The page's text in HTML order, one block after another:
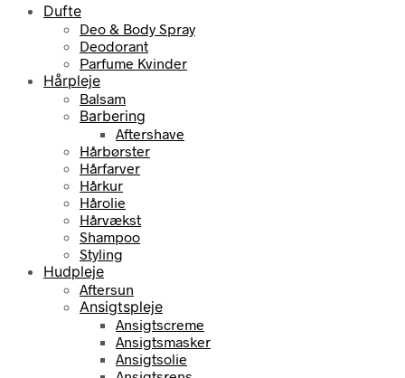
Dufte
Deo & Body Spray
Deodorant
Parfume Kvinder
Hårpleje
Balsam
Barbering
Aftershave
Hårbørster
Hårfarver
Hårkur
Hårolie
Hårvækst
Shampoo
Styling
Hudpleje
Aftersun
Ansigtspleje
Ansigtscreme
Ansigtsmasker
Ansigtsolie